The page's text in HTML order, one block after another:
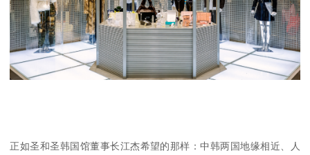
正如圣和圣韩国馆董事长江杰希望的那样：中韩两国地缘相近、人